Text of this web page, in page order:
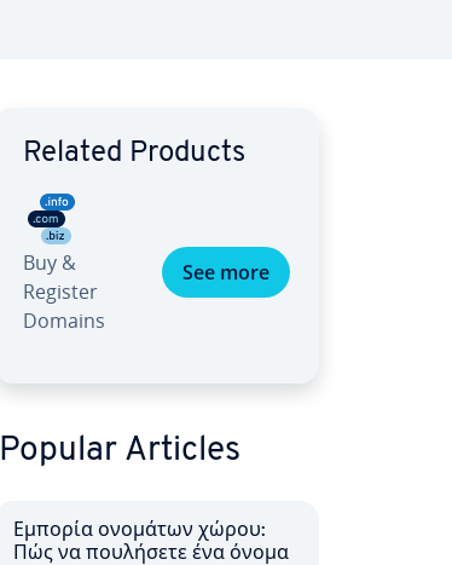
Related Products
Buy &
Register
Domains
See more
Popular Articles
Εμπορία ονομάτων χώρου:
Πώς να πουλήσετε ένα όνομα